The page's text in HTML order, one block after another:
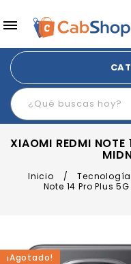
XIAOMI REDMI
Inicio / Tecnología
Note 14 Pro Plus
¡Agotado!